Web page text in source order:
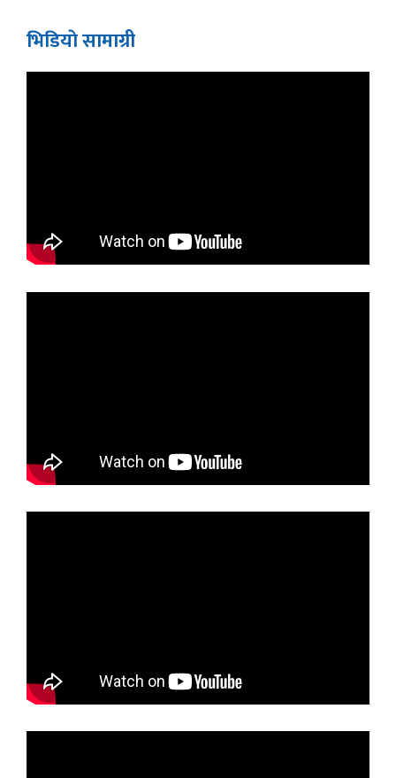
भिडियाे सामाग्री